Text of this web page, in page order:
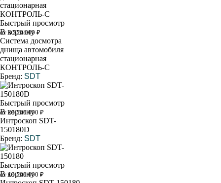
Быстрый просмотр
В корзину
от 3 550 000 ₽
Система досмотра
днища автомобиля
стационарная
КОНТРОЛЬ-С
Бренд: SDT
Быстрый просмотр
В корзину
от 28 500 000 ₽
Интроскоп SDT-
150180D
Бренд: SDT
Быстрый просмотр
В корзину
от 19 500 000 ₽